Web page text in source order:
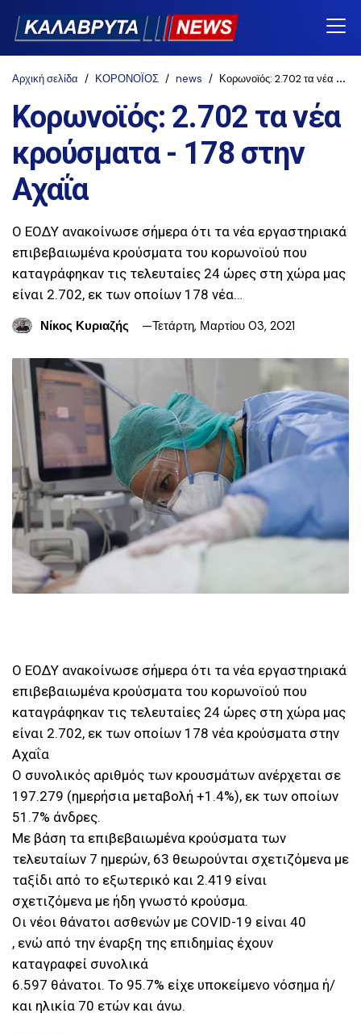
Αρχική σελίδα ΚΟΡΟΝΟΪΟΣ news Κορωνοϊός: 2.702 τα νέα κρούσματα - 178 στην Αχαΐα
Κορωνοϊός: 2.702 τα νέα
κρούσματα - 178 στην
Αχαΐα
Ο ΕΟΔΥ ανακοίνωσε σήμερα ότι τα νέα εργαστηριακά
επιβεβαιωμένα κρούσματα του κορωνοϊού που
καταγράφηκαν τις τελευταίες 24 ώρες στη χώρα μας
είναι 2.702, εκ των οποίων 178 νέα…
Νίκος Κυριαζής
Τετάρτη, Μαρτίου 03, 2021
Ο ΕΟΔΥ ανακοίνωσε σήμερα ότι τα νέα εργαστηριακά
επιβεβαιωμένα κρούσματα του κορωνοϊού που
καταγράφηκαν τις τελευταίες 24 ώρες στη χώρα μας
είναι 2.702, εκ των οποίων 178 νέα κρούσματα στην
Αχαΐα
Ο συνολικός αριθμός των κρουσμάτων ανέρχεται σε
197.279 (ημερήσια μεταβολή +1.4%), εκ των οποίων
51.7% άνδρες.
Με βάση τα επιβεβαιωμένα κρούσματα των
τελευταίων 7 ημερών, 63 θεωρούνται σχετιζόμενα με
ταξίδι από το εξωτερικό και 2.419 είναι
σχετιζόμενα με ήδη γνωστό κρούσμα.
Οι νέοι θάνατοι ασθενών με COVID-19 είναι 40
, ενώ από την έναρξη της επιδημίας έχουν
καταγραφεί συνολικά
6.597 θάνατοι. Το 95.7% είχε υποκείμενο νόσημα ή/
και ηλικία 70 ετών και άνω.